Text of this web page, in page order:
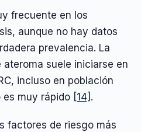
frecuente en los
aunque no hay datos
prevalencia. La
suele iniciarse en
incluso en población
muy rápido [14] .
factores de riesgo más